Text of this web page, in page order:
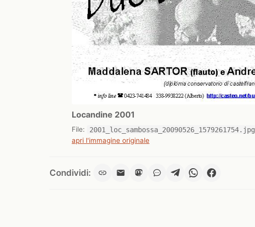
Locandine 2001
File: 2001_loc_sambossa_20090526_1579261754.jpg
apri l'immagine originale
Condividi: